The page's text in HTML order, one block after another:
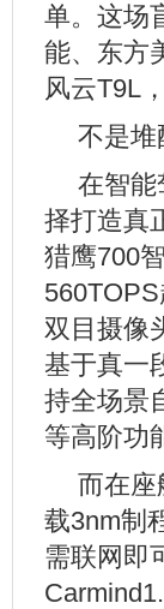
单。这场
能、东方
风云T9L
不是堆
在智能
择打造真
猎鹰700
双目摄像
基于真一
持全场景
等高阶功
而在座
载3nm制
需联网即